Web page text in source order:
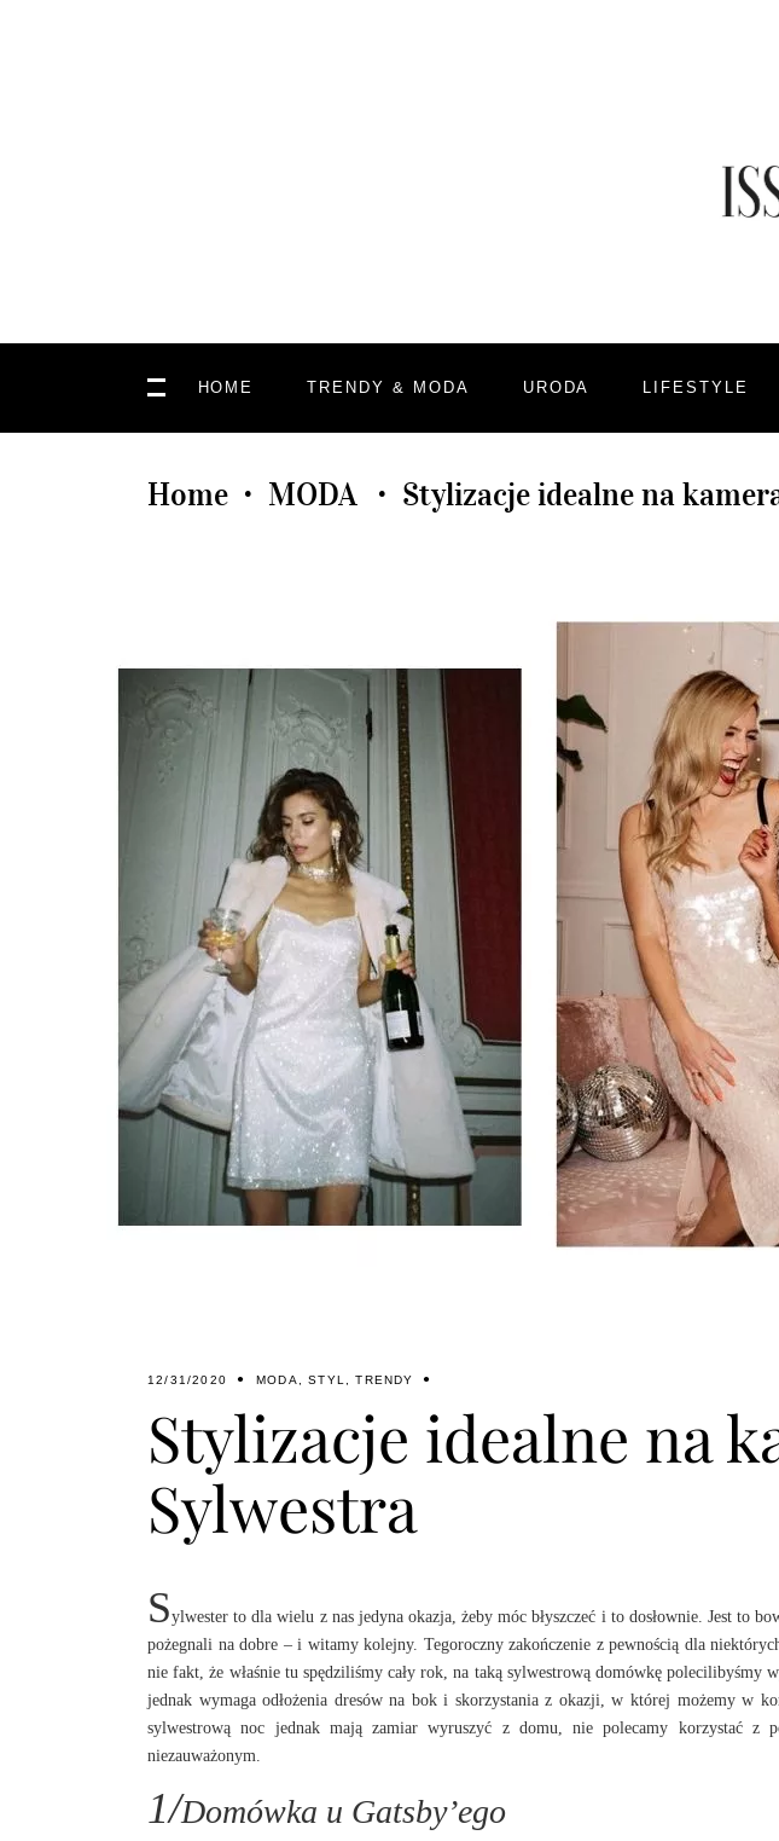
HOME TRENDY & MODA URODA LIFESTYLE
Home • MODA • Stylizacje idealne na
12/31/2020 MODA ,STYL ,TRENDY
Stylizacje idealne na
Sylwestra
Sylwester to dla wielu z nas jedyna okazja, żeby móc błyszczeć i to dosłownie. Jest to
pożegnali na dobre – i witamy kolejny. Tegoroczny zakończenie z pewnością dla
nie fakt, że właśnie tu spędziliśmy cały rok, na taką sylwestrową domówkę polecilibyśmy
jednak wymaga odłożenia dresów na bok i skorzystania z okazji, w której możemy w
sylwestrową noc jednak mają zamiar wyruszyć z domu, nie polecamy korzystać z
niezauważonym.
1/Domówka u Gatsby’ego